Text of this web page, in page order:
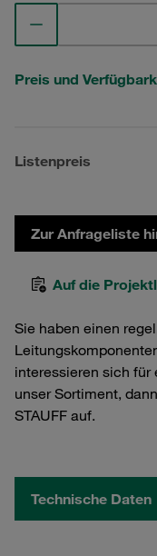
Preis und
Listenpreis
Zur Anfrageliste
Auf die
Sie haben einen
interessieren sich für
unser Sortiment,
STAUFF auf.
Technische Daten